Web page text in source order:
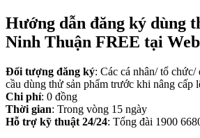
Hướng dẫn đăng ký dùng
Ninh Thuận FREE tại
Đối tượng đăng ký: Các cá nhân/ tổ
cầu dùng thử sản phẩm trước khi nâng cấp
Chi phí: 0 đồng
Thời gian: Trong vòng 15 ngày
Hỗ trợ kỹ thuật 24/24: Tổng đài 1900